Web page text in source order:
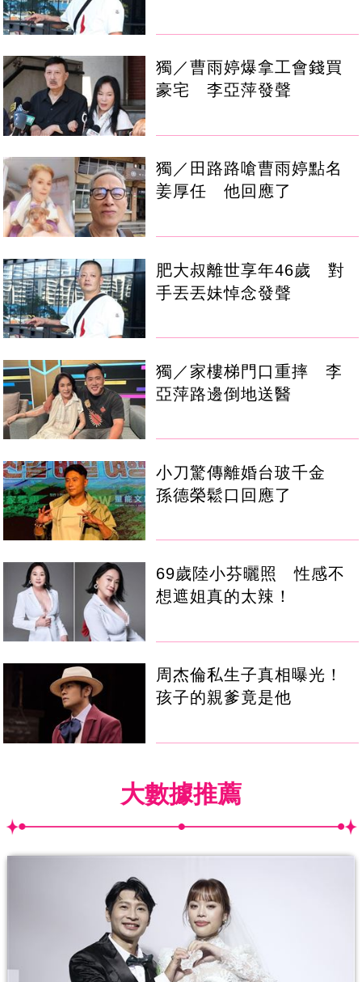
獨／曹雨婷爆拿工會錢買
豪宅 李亞萍發聲
獨／田路路嗆曹雨婷點名
姜厚任 他回應了
肥大叔離世享年46歲 對
手丟丟妹悼念發聲
獨／家樓梯門口重摔 李
亞萍路邊倒地送醫
小刀驚傳離婚台玻千金
孫德榮鬆口回應了
69歲陸小芬曬照 性感不
想遮姐真的太辣！
周杰倫私生子真相曝光！
孩子的親爹竟是他
大數據推薦